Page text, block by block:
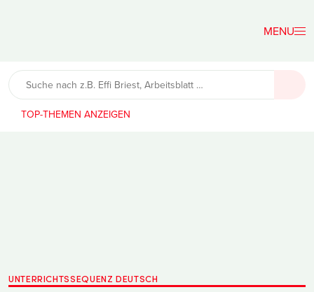
Lehrerfreund
TOP-THEMEN
UNTERRICHTSSEQUENZ DEUTSCH